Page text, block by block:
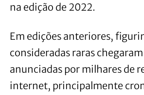
na edição de 2022.
Em edições anteriores,
consideradas raras chegaram
anunciadas por milhares de
internet, principalmente